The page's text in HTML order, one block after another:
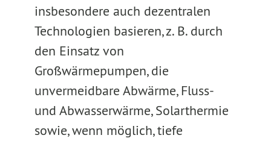
insbesondere auch dezentralen
Technologien basieren, z. B. durch
den Einsatz von
Großwärmepumpen, die
unvermeidbare Abwärme, Fluss-
und Abwasserwärme, Solarthermie
sowie, wenn möglich, tiefe